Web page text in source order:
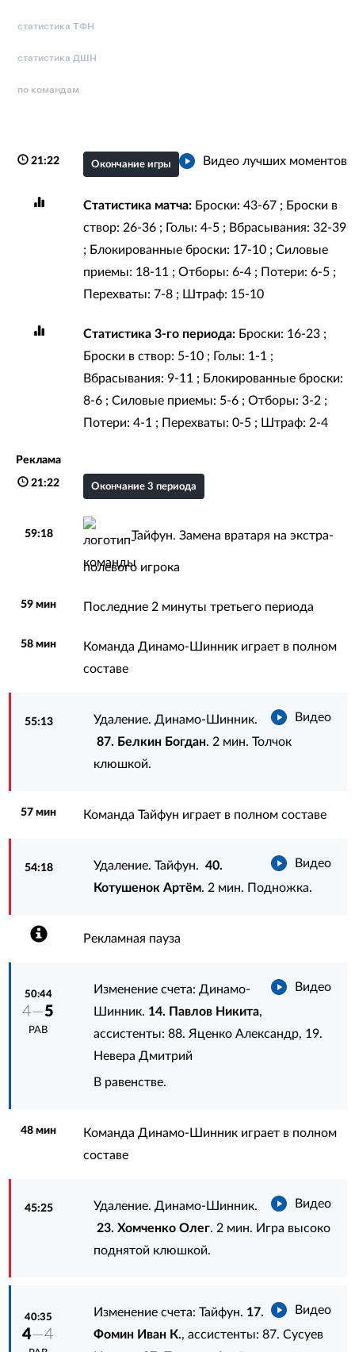
статистика ТФН
статистика ДШН
по командам
21:22 Видео лучших моментов
Окончание игры
Статистика матча:Броски: 43-67 ; Броски в
створ: 26-36 ; Голы: 4-5 ; Вбрасывания: 32-39
; Блокированные броски: 17-10 ; Силовые
приемы: 18-11 ; Отборы: 6-4 ; Потери: 6-5 ;
Перехваты: 7-8 ; Штраф: 15-10
Статистика 3-го периода:Броски: 16-23 ;
Броски в створ: 5-10 ; Голы: 1-1 ;
Вбрасывания: 9-11 ; Блокированные броски:
8-6 ; Силовые приемы: 5-6 ; Отборы: 3-2 ;
Потери: 4-1 ; Перехваты: 0-5 ; Штраф: 2-4
Реклама
21:22 Окончание 3 периода
59:18 Тайфун. Замена вратаря на экстра-
полевого игрока
59 мин Последние 2 минуты третьего периода
58 мин
Команда Динамо-Шинник играет в полном
составе
55:13 Видео
Удаление. Динамо-Шинник.
87. Белкин Богдан. 2 мин. Толчок
клюшкой.
57 мин Команда Тайфун играет в полном составе
54:18 Видео
Удаление. Тайфун.40.
Котушенок Артём. 2 мин. Подножка.
Рекламная пауза
50:44
4—5
РАВ
Видео
Изменение счета: Динамо-
Шинник. 14. Павлов Никита,
ассистенты:88. Яценко Александр, 19.
Невера Дмитрий
В равенстве.
48 мин
Команда Динамо-Шинник играет в полном
составе
45:25 Видео
Удаление. Динамо-Шинник.
23. Хомченко Олег. 2 мин. Игра высоко
поднятой клюшкой.
40:35
4—4
Видео
Изменение счета: Тайфун. 17.
Фомин Иван К., ассистенты:87. Сусуев